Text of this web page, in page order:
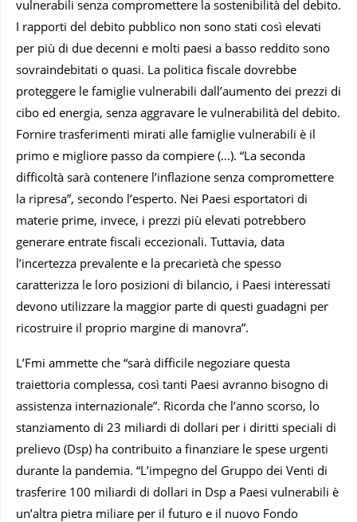
vulnerabili senza compromettere la sostenibilità del debito.
I rapporti del debito pubblico non sono stati così elevati
per più di due decenni e molti paesi a basso reddito sono
sovraindebitati o quasi. La politica fiscale dovrebbe
proteggere le famiglie vulnerabili dall’aumento dei prezzi di
cibo ed energia, senza aggravare le vulnerabilità del debito.
Fornire trasferimenti mirati alle famiglie vulnerabili è il
primo e migliore passo da compiere (…). “La seconda
difficoltà sarà contenere l’inflazione senza compromettere
la ripresa”, secondo l’esperto. Nei Paesi esportatori di
materie prime, invece, i prezzi più elevati potrebbero
generare entrate fiscali eccezionali. Tuttavia, data
l’incertezza prevalente e la precarietà che spesso
caratterizza le loro posizioni di bilancio, i Paesi interessati
devono utilizzare la maggior parte di questi guadagni per
ricostruire il proprio margine di manovra”.
L’Fmi ammette che “sarà difficile negoziare questa
traiettoria complessa, così tanti Paesi avranno bisogno di
assistenza internazionale”. Ricorda che l’anno scorso, lo
stanziamento di 23 miliardi di dollari per i diritti speciali di
prelievo (Dsp) ha contribuito a finanziare le spese urgenti
durante la pandemia. “L’impegno del Gruppo dei Venti di
trasferire 100 miliardi di dollari in Dsp a Paesi vulnerabili è
un’altra pietra miliare per il futuro e il nuovo Fondo